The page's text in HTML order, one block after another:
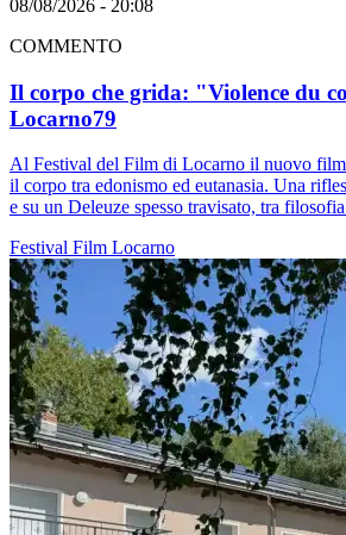
08/08/2026 - 20:08
COMMENTO
Il corpo che grida: "Violence du
Locarno79
Al Festival del Film di Locarno il nuovo
il corpo tra edonismo ed eutanasia. Una
e su un Deleuze spesso travisato, tra
Festival Film Locarno